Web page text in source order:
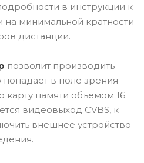
в инструкции к
минимальной кратности
дистанции.
позволит производить
попадает в поле зрения
карту памяти объемом 16
видеовыход CVBS, к
внешнее устройство